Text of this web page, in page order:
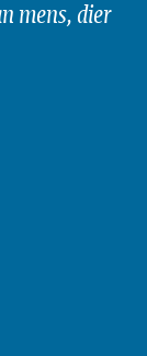
mens, dier